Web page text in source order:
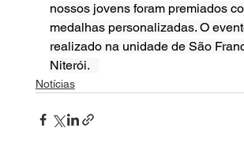
nossos jovens foram premiados
medalhas personalizadas. O
realizado na unidade de São
Niterói.
Notícias